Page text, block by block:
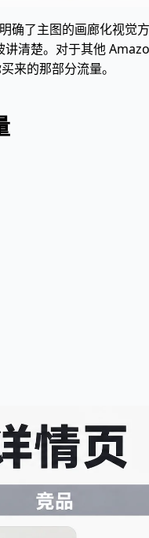
确了主图的画廊化视觉
清楚。对于其他
来的那部分流量。